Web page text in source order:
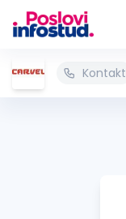
Kontakt